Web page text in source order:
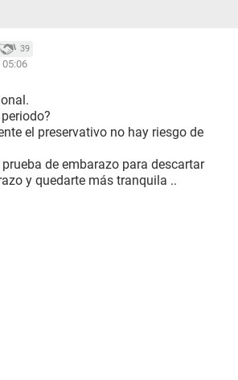
39
05:06
el preservativo no hay riesgo de
de embarazo para descartar
y quedarte más tranquila ..